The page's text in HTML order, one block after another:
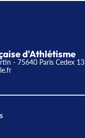
d'Athlétisme
- 75640 Paris Cedex 13